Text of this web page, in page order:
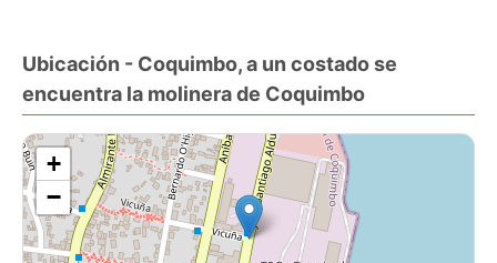
ZCH1, ZCH1a Y AR2.
Ubicación - Coquimbo, a un costado se
encuentra la molinera de Coquimbo
+
−